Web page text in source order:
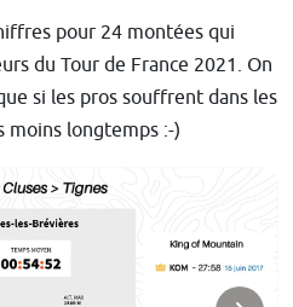
pour 24 montées qui
du Tour de France 2021. On
si les pros souffrent dans les
moins longtemps :-)